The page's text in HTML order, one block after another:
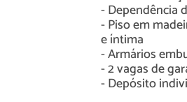
- Dependência
- Piso em
e íntima
- Armários
- 2 vagas de
- Depósito